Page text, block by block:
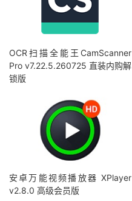
OCR扫描全能王CamScanner
Pro v7.22.5.260725 直装内购解
锁版
安卓万能视频播放器 XPlayer
v2.8.0 高级会员版